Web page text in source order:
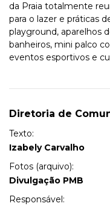
da Praia totalmente
para o lazer e práticas
playground, aparelhos
banheiros, mini palco
eventos esportivos e
Diretoria de
Texto:
Izabely Carvalho
Fotos (arquivo):
Divulgação PMB
Responsável: